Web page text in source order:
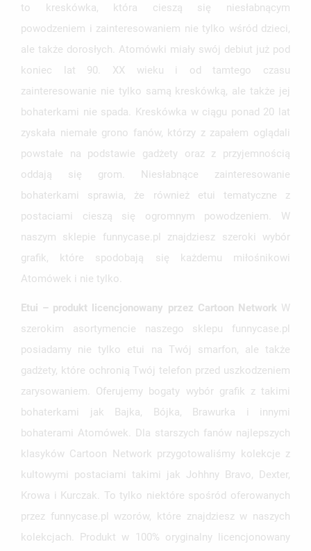
to kreskówka, która cieszą się niesłabnącym
powodzeniem i zainteresowaniem nie tylko wśród dzieci,
ale także dorosłych. Atomówki miały swój debiut już pod
koniec lat 90. XX wieku i od tamtego czasu
zainteresowanie nie tylko samą kreskówką, ale także jej
bohaterkami nie spada. Kreskówka w ciągu ponad 20 lat
zyskała niemałe grono fanów, którzy z zapałem oglądali
powstałe na podstawie gadżety oraz z przyjemnością
oddają się grom. Niesłabnące zainteresowanie
bohaterkami sprawia, że również etui tematyczne z
postaciami cieszą się ogromnym powodzeniem. W
naszym sklepie funnycase.pl znajdziesz szeroki wybór
grafik, które spodobają się każdemu miłośnikowi
Atomówek i nie tylko.
Etui – produkt licencjonowany przez Cartoon NetworkW
szerokim asortymencie naszego sklepu funnycase.pl
posiadamy nie tylko etui na Twój smarfon, ale także
gadżety, które ochronią Twój telefon przed uszkodzeniem
zarysowaniem. Oferujemy bogaty wybór grafik z takimi
bohaterkami jak Bajka, Bójka, Brawurka i innymi
bohaterami Atomówek. Dla starszych fanów najlepszych
klasyków Cartoon Network przygotowaliśmy kolekcje z
kultowymi postaciami takimi jak Johhny Bravo, Dexter,
Krowa i Kurczak. To tylko niektóre spośród oferowanych
przez funnycase.pl wzorów, które znajdziesz w naszych
kolekcjach. Produkt w 100% oryginalny licencjonowany
MOJE LISTY ŻYCZEŃ
add_circle_outlineUTWÓRZ NOWĄ LISTĘ
UTWÓRZ LISTĘ ŻYCZEŃ
NAZWA LISTY ŻYCZEŃ
ANULUJ UTWÓRZ LISTĘ ŻYCZEŃ
ZALOGUJ SIĘ
MUSISZ BYĆ ZALOGOWANY BY ZAPISAĆ PRODUKTY NA
SWOJEJ LIŚCIE ŻYCZEŃ.
ANULUJ ZALOGUJ SIĘ